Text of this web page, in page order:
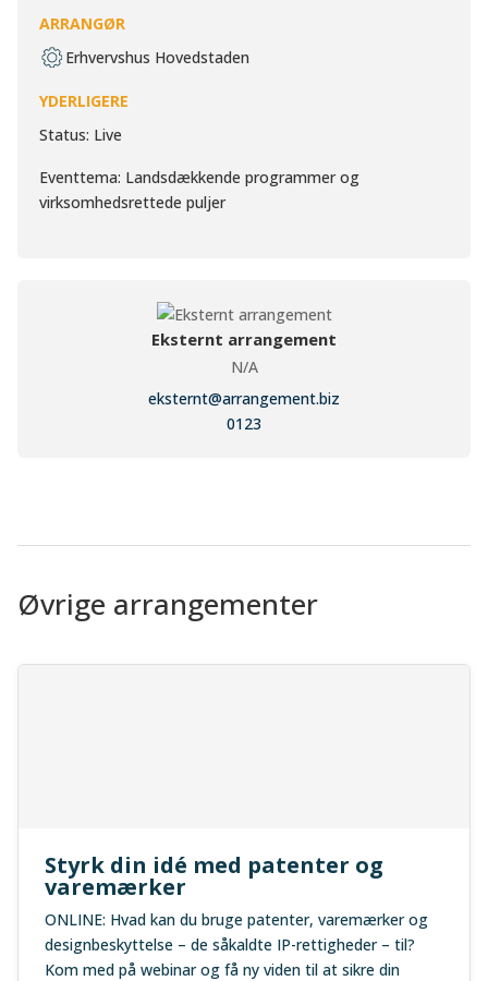
ARRANGØR
Erhvervshus Hovedstaden
YDERLIGERE
Status: Live
Eventtema: Landsdækkende programmer og
virksomhedsrettede puljer
Eksternt arrangement
N/A
eksternt@arrangement.biz
0123
Øvrige arrangementer
Styrk din idé med patenter og
varemærker
ONLINE: Hvad kan du bruge patenter, varemærker og
designbeskyttelse – de såkaldte IP-rettigheder – til?
Kom med på webinar og få ny viden til at sikre din